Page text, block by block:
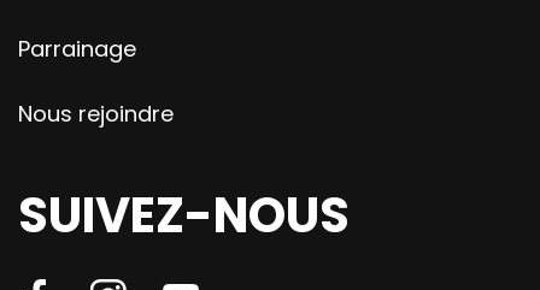
Parrainage
Nous rejoindre
SUIVEZ-NOUS